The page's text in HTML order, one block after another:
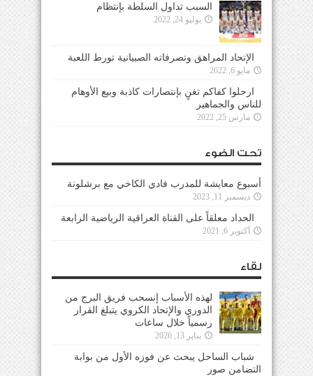
السبب تداول السلطة بإنتظام
يوليو 24, 2022
الإتحاد المراهق وتصرفاته الصبيانية تورط اللعبة
مايو 6, 2022
ارحلوا كفاكم تغنٍ بإنتصارات كاذبة وبيع الأوهام
للناس والجماهير
مارس 25, 2022
تحت الضوء
أسبوع معايشة للمدرب فادي الكاخي مع برشلونة
ديسمبر 11, 2023
الحداد معلقاً على القناة العراقية الرياضية الرابعة
أكتوبر 6, 2021
لقاء
لهذه الأسباب إنسحب فريق البرج من
الدوري والإتحاد الكروي يتبلغ القرار
رسمياً خلال ساعات
يناير 13, 2026
شباب الساحل يبحث عن فوزه الأول من بوابة
التضامن صور